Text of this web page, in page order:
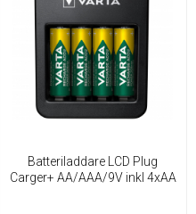
Batteriladdare LCD Plug
Carger+ AA/AAA/9V inkl 4xAA